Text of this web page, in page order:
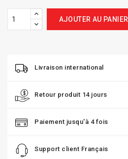
AJOUTER AU PANIER
Livraison international
Retour produit 14 jours
Paiement jusqu'à 4 fois
Support client Français